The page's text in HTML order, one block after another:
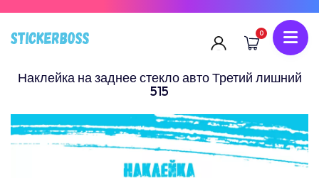
0
Наклейка на заднее стекло авто Третий лишний
515